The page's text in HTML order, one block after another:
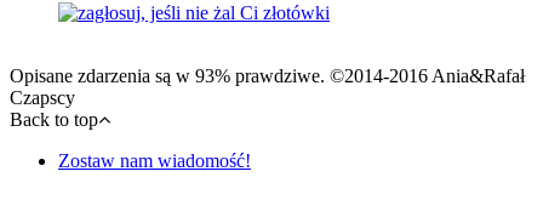
Opisane zdarzenia są w 93% prawdziwe. ©2014-2016 Ania&Rafał
Czapscy
Back to top
Zostaw nam wiadomość!